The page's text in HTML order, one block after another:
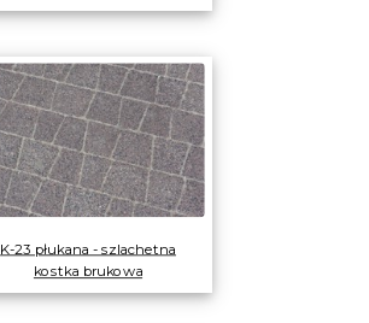
K-23 płukana - szlachetna
kostka brukowa